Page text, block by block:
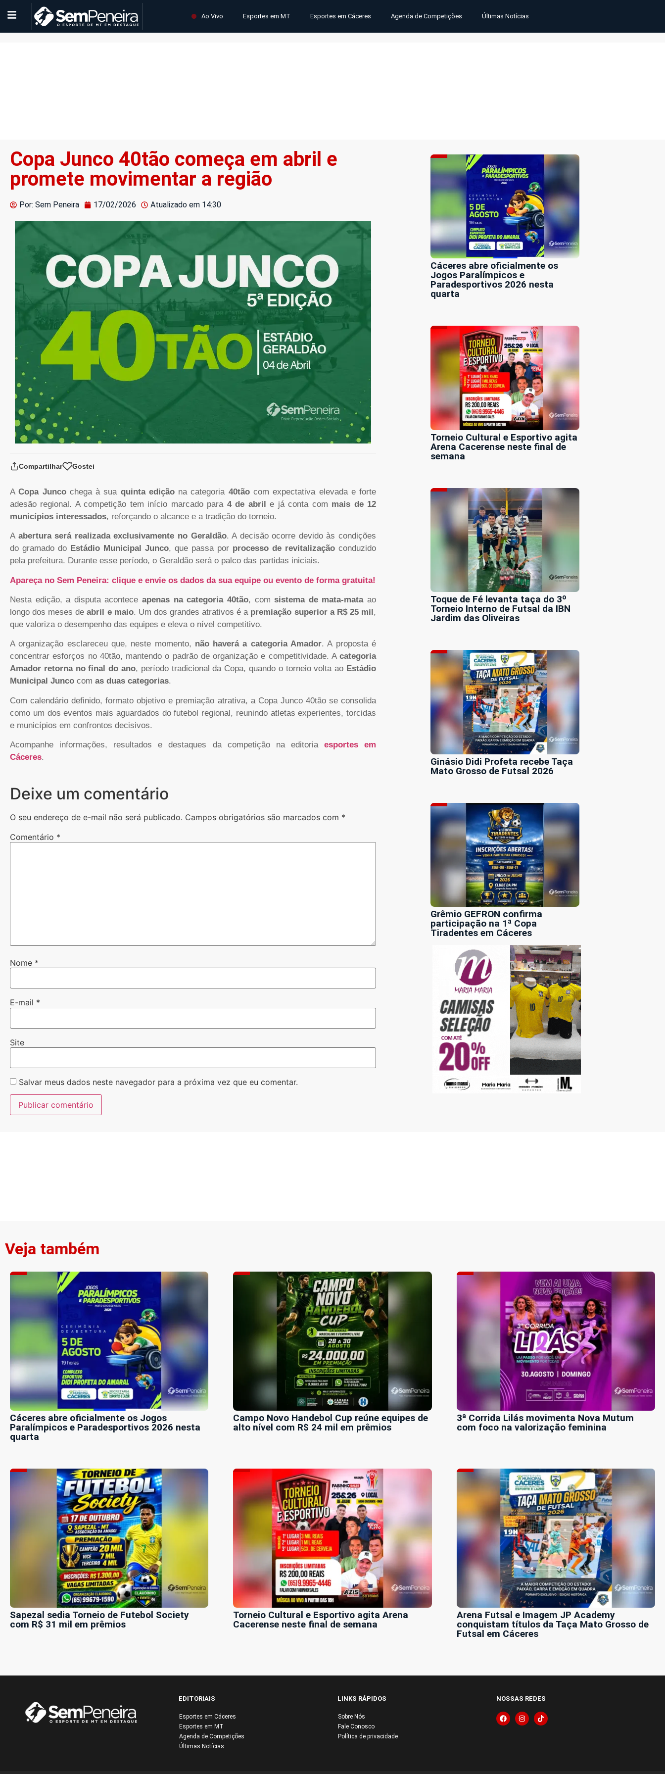
Ao Vivo Esportes em MT Esportes em Cáceres Agenda de Competições Últimas Notícias
Copa Junco 40tão começa em abril e
promete movimentar a região
Por: Sem Peneira 17/02/2026 Atualizado em 14:30
Compartilhar Gostei
ACopa Juncochega à sua quinta ediçãona categoria 40tãocom expectativa elevada e forte
adesão regional. A competição tem início marcado para 4 de abril e já conta com mais de 12
municípios interessados, reforçando o alcance e a tradição do torneio.
A abertura será realizada exclusivamente no Geraldão. A decisão ocorre devido às condições
do gramado do Estádio Municipal Junco, que passa por processo de revitalização conduzido
pela prefeitura. Durante esse período, o Geraldão será o palco das partidas iniciais.
Apareça no Sem Peneira: clique e envie os dados da sua equipe ou evento de forma gratuita!
Nesta edição, a disputa aconteceapenas na categoria 40tão, comsistema de mata-mataao
longo dos meses deabril e maio. Um dos grandes atrativos é a premiação superior a R$ 25 mil,
que valoriza o desempenho das equipes e eleva o nível competitivo.
A organização esclareceu que, neste momento, não haverá a categoria Amador. A proposta é
concentrar esforços no 40tão, mantendo o padrão de organização e competitividade. A categoria
Amador retorna no final do ano, período tradicional da Copa, quando o torneio volta ao Estádio
Municipal Junco com as duas categorias.
Com calendário definido, formato objetivo e premiação atrativa, a Copa Junco 40tão se consolida
como um dos eventos mais aguardados do futebol regional, reunindo atletas experientes, torcidas
e municípios em confrontos decisivos.
Acompanhe informações, resultados e destaques da competição na editoria esportes em
Cáceres.
Deixe um comentário
O seu endereço de e-mail não será publicado. Campos obrigatórios são marcados com *
Comentário *
Nome *
E-mail *
Site
Salvar meus dados neste navegador para a próxima vez que eu comentar.
Cáceres abre oficialmente os
Jogos Paralímpicos e
Paradesportivos 2026 nesta
quarta
Torneio Cultural e Esportivo agita
Arena Cacerense neste final de
semana
Toque de Fé levanta taça do 3º
Torneio Interno de Futsal da IBN
Jardim das Oliveiras
Ginásio Didi Profeta recebe Taça
Mato Grosso de Futsal 2026
Grêmio GEFRON confirma
participação na 1ª Copa
Tiradentes em Cáceres
Veja também
Cáceres abre oficialmente os Jogos
Paralímpicos e Paradesportivos 2026 nesta
quarta
Campo Novo Handebol Cup reúne equipes de
alto nível com R$ 24 mil em prêmios
3ª Corrida Lilás movimenta Nova Mutum
com foco na valorização feminina
Sapezal sedia Torneio de Futebol Society
com R$ 31 mil em prêmios
Torneio Cultural e Esportivo agita Arena
Cacerense neste final de semana
Arena Futsal e Imagem JP Academy
conquistam títulos da Taça Mato Grosso de
Futsal em Cáceres
EDITORIAIS
Esportes em Cáceres
Esportes em MT
Agenda de Competições
Últimas Notícias
LINKS RÁPIDOS
Sobre Nós
Fale Conosco
Política de privacidade
NOSSAS REDES